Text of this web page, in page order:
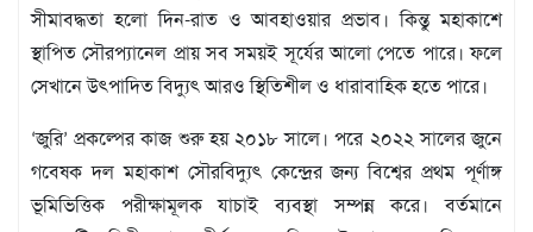
সীমাবদ্ধতা হলো দিন-রাত ও আবহাওয়ার প্রভাব। কিন্তু মহাকাশে
স্থাপিত সৌরপ্যানেল প্রায় সব সময়ই সূর্যের আলো পেতে পারে। ফলে
সেখানে উৎপাদিত বিদ্যুৎ আরও স্থিতিশীল ও ধারাবাহিক হতে পারে।
‘জুরি’ প্রকল্পের কাজ শুরু হয় ২০১৮ সালে। পরে ২০২২ সালের জুনে
গবেষক দল মহাকাশ সৌরবিদ্যুৎ কেন্দ্রের জন্য বিশ্বের প্রথম পূর্ণাঙ্গ
ভূমিভিত্তিক পরীক্ষামূলক যাচাই ব্যবস্থা সম্পন্ন করে। বর্তমানে